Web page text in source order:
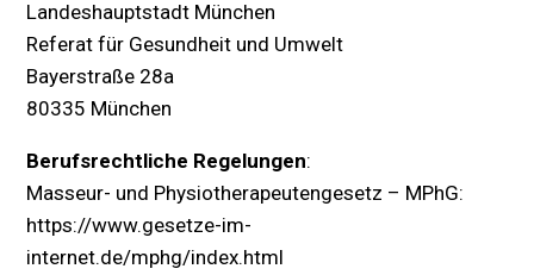
Landeshauptstadt München
Referat für Gesundheit und Umwelt
Bayerstraße 28a
80335 München
Berufsrechtliche Regelungen:
Masseur- und Physiotherapeutengesetz – MPhG:
https://www.gesetze-im-
internet.de/mphg/index.html